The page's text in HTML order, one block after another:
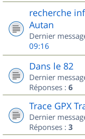
recherche
Autan
Dernier
09:16
Dans le 82
Dernier
Réponses : 6
Trace GPX
Dernier
Réponses : 3